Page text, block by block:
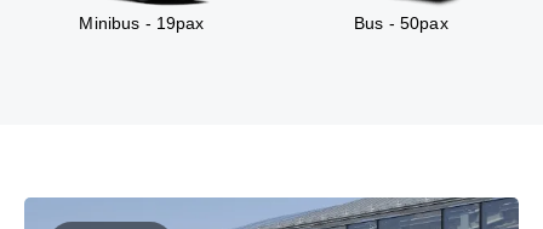
Minibus - 19pax Bus - 50pax